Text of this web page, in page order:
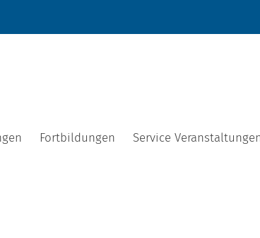
Fortbildungen Service